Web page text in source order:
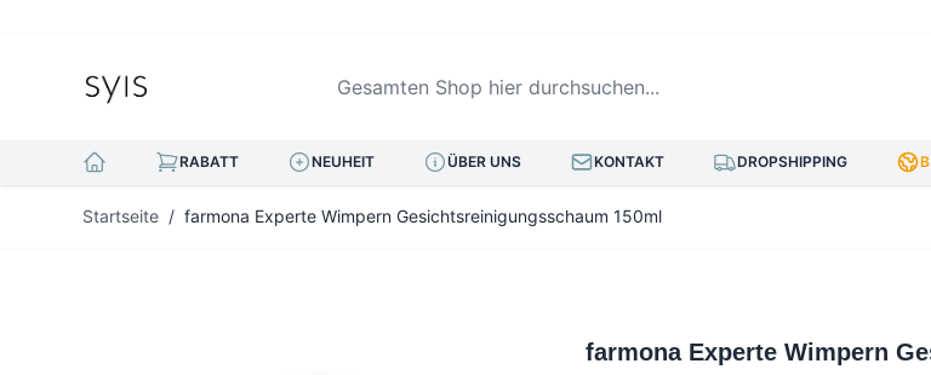
Gesamten Shop hier durchsuchen...
RABATT NEUHEIT ÜBER UNS KONTAKT DROPSHIPPING
Startseite / farmona Experte Wimpern Gesichtsreinigungsschaum 150ml
farmona Experte Wimpern